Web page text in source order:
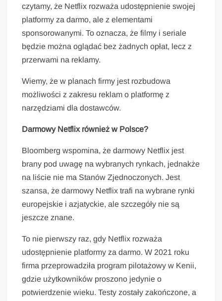
czytamy, że Netflix rozważa udostępnienie swojej
platformy za darmo, ale z elementami
sponsorowanymi. To oznacza, że filmy i seriale
będzie można oglądać bez żadnych opłat, lecz z
przerwami na reklamy.
Wiemy, że w planach firmy jest rozbudowa
możliwości z zakresu reklam o platformę z
narzędziami dla dostawców.
Darmowy Netflix również w Polsce?
Bloomberg wspomina, że darmowy Netflix jest
brany pod uwagę na wybranych rynkach, jednakże
na liście nie ma Stanów Zjednoczonych. Jest
szansa, że darmowy Netflix trafi na wybrane rynki
europejskie i azjatyckie, ale szczegóły nie są
jeszcze znane.
To nie pierwszy raz, gdy Netflix rozważa
udostępnienie platformy za darmo. W 2021 roku
firma przeprowadziła program pilotażowy w Kenii,
gdzie użytkowników proszono jedynie o
potwierdzenie wieku. Testy zostały zakończone, a